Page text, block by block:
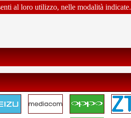
al loro utilizzo, nelle modalità indicate.